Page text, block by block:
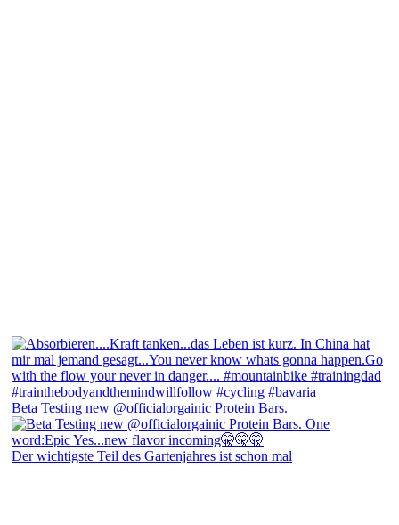
Beta Testing new @officialorgainic Protein Bars.
Der wichtigste Teil des Gartenjahres ist schon mal